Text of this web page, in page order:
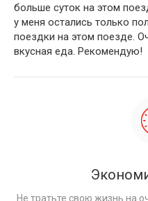
больше суток на этом
у меня остались только
поездки на этом поезде.
вкусная еда. Рекомендую!
Не тратьте свою жизнь на